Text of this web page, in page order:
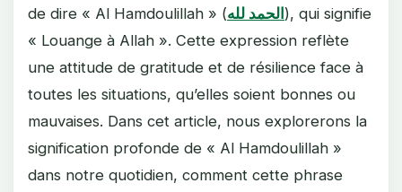
de dire « Al Hamdoulillah » (الحمد لله ), qui signifie
« Louange à Allah ». Cette expression reflète
une attitude de gratitude et de résilience face à
toutes les situations, qu’elles soient bonnes ou
mauvaises. Dans cet article, nous explorerons la
signification profonde de « Al Hamdoulillah »
dans notre quotidien, comment cette phrase